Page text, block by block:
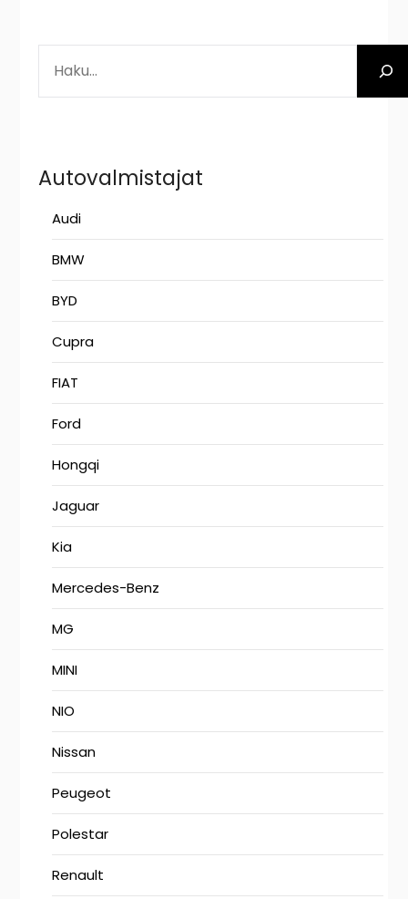
Autovalmistajat
Audi
BMW
BYD
Cupra
FIAT
Ford
Hongqi
Jaguar
Kia
Mercedes-Benz
MG
MINI
NIO
Nissan
Peugeot
Polestar
Renault